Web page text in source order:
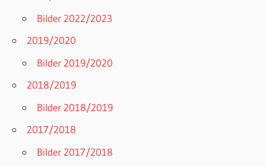
Bilder 2022/2023
2019/2020
Bilder 2019/2020
2018/2019
Bilder 2018/2019
2017/2018
Bilder 2017/2018